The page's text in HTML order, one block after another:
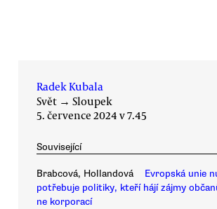
Radek Kubala
Svět → Sloupek
5. července 2024 v 7.45
Související
Brabcová, Hollandová
Evropská unie
potřebuje politiky, kteří hájí zájmy
ne korporací